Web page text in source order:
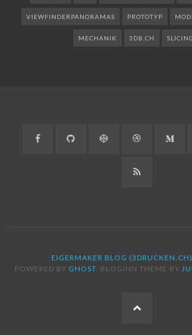
VIEWFINDERPANORAMAS PROTOTYP
MECHANIK 3DB.CH SLICING
Facebook GitHub CodePen Dribbble
RSS
EIGERMAKER BLOG (3DRUCKEN.CH)
POWERED BY GHOST . BLOGINN THEME BY